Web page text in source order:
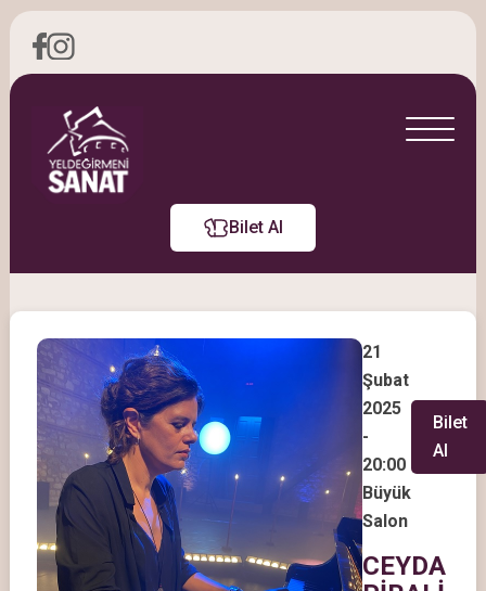
Bilet Al
21
Şubat
2025
-
20:00
Büyük
Salon
Bilet
Al
CEYDA